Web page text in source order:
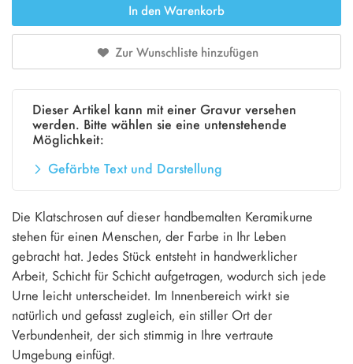
In den Warenkorb
Zur Wunschliste hinzufügen
Dieser Artikel kann mit einer Gravur versehen
werden. Bitte wählen sie eine untenstehende
Möglichkeit:
Gefärbte Text und Darstellung
Die Klatschrosen auf dieser handbemalten Keramikurne
stehen für einen Menschen, der Farbe in Ihr Leben
gebracht hat. Jedes Stück entsteht in handwerklicher
Arbeit, Schicht für Schicht aufgetragen, wodurch sich jede
Urne leicht unterscheidet. Im Innenbereich wirkt sie
natürlich und gefasst zugleich, ein stiller Ort der
Verbundenheit, der sich stimmig in Ihre vertraute
Umgebung einfügt.